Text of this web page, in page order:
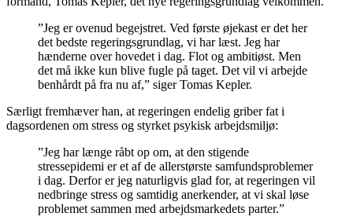
”Jeg er ovenud begejstret. Ved første øjekast er det her
det bedste regeringsgrundlag, vi har læst. Jeg har
hænderne over hovedet i dag. Flot og ambitiøst. Men
det må ikke kun blive fugle på taget. Det vil vi arbejde
benhårdt på fra nu af,” siger Tomas Kepler.
Særligt fremhæver han, at regeringen endelig griber fat i
dagsordenen om stress og styrket psykisk arbejdsmiljø:
”Jeg har længe råbt op om, at den stigende
stressepidemi er et af de allerstørste samfundsproblemer
i dag. Derfor er jeg naturligvis glad for, at regeringen vil
nedbringe stress og samtidig anerkender, at vi skal løse
problemet sammen med arbejdsmarkedets parter.”